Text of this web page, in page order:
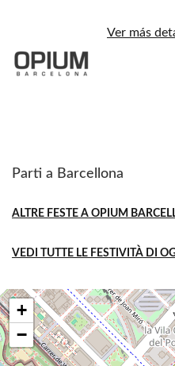
Ver más
Parti a Barcellona
ALTRE FESTE A OPIUM
VEDI TUTTE LE FESTIVITÀ DI